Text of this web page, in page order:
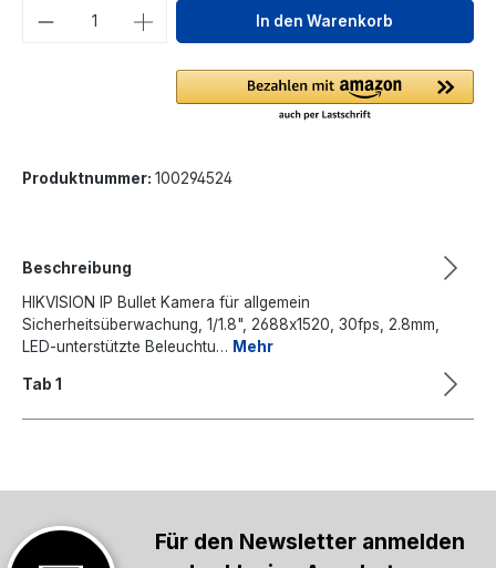
Produkt Anzahl: Gib denIn den Warenkorb
Produktnummer: 100294524
Beschreibung
HIKVISION IP Bullet Kamera für allgemein
Sicherheitsüberwachung, 1/1.8", 2688x1520, 30fps, 2.8mm,
LED-unterstützte Beleuchtu… Mehr
Tab 1
Für den Newsletter anmelden